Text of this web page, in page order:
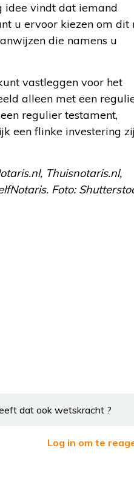
idee vindt dat iemand
u ervoor kiezen om dit
die namens u
vastleggen voor het
alleen met een
regulier testament,
een flinke investering
Thuisnotaris.nl,
Foto:
dat ook wetskracht ?
Log in om te